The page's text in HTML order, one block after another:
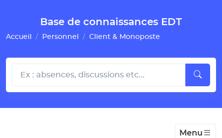
Base de connaissances EDT
Accueil Personnel Client & Monoposte
Menu